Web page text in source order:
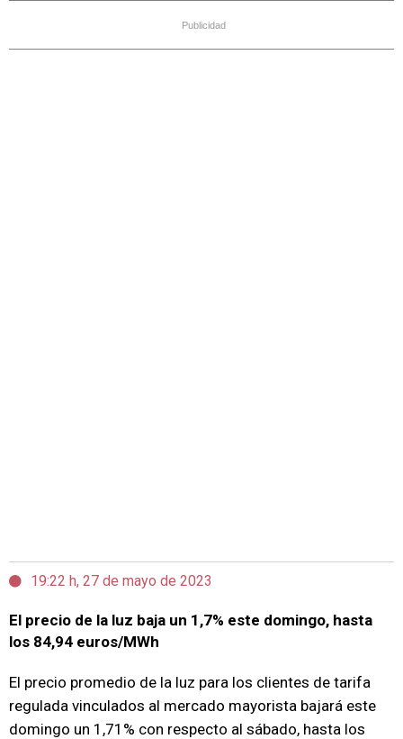
Publicidad
19:22 h, 27 de mayo de 2023
El precio de la luz baja un 1,7% este domingo, hasta
los 84,94 euros/MWh
El precio promedio de la luz para los clientes de tarifa
regulada vinculados al mercado mayorista bajará este
domingo un 1,71% con respecto al sábado, hasta los